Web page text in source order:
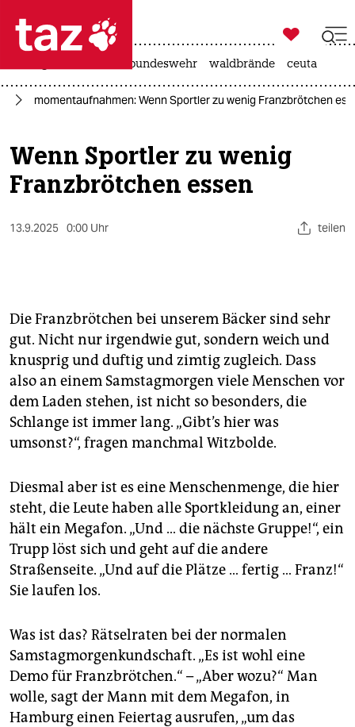
 taz zahl ich
taz zahl ich
themen
politik
sport
berlin
nord
wahrheit
verlag
veranstaltungen
shop
fragen & hilfe
abo
genossenschaft
epaper login

taz zahl ich
bundeswehr waldbrände ceuta
momentaufnahmen: Wenn Sportler zu wenig Franzbrötchen
Wenn Sportler zu wenig
Franzbrötchen essen
13.9.2025 0:00 Uhr teilen
Die Franzbrötchen bei unserem Bäcker sind sehr
gut. Nicht nur irgendwie gut, sondern weich und
knusprig und duftig und zimtig zugleich. Dass
also an einem Samstagmorgen viele Menschen vor
dem Laden stehen, ist nicht so besonders, die
Schlange ist immer lang. „Gibt’s hier was
umsonst?“, fragen manchmal Witzbolde.
Diesmal aber ist es eine Menschenmenge, die hier
steht, die Leute haben alle Sportkleidung an, einer
hält ein Megafon. „Und … die nächste Gruppe!“, ein
Trupp löst sich und geht auf die andere
Straßenseite. „Und auf die Plätze … fertig … Franz!“
Sie laufen los.
Was ist das? Rätselraten bei der normalen
Samstagmorgenkundschaft. „Es ist wohl eine
Demo für Franzbrötchen.“ – „Aber wozu?“ Man
wolle, sagt der Mann mit dem Megafon, in
Hamburg einen Feiertag ausrufen, „um das